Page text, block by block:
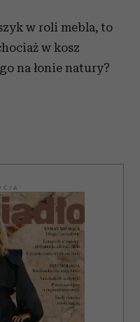
w roli mebla, to
w kosz
na łonie natury?